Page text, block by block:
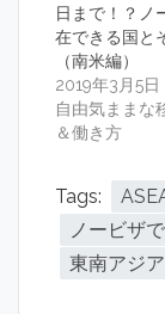
日まで！？ノ
在できる国と
（南米編）
2019年3月5日
自由気ままな
＆働き方
Tags:
ノービザ
東南アジア